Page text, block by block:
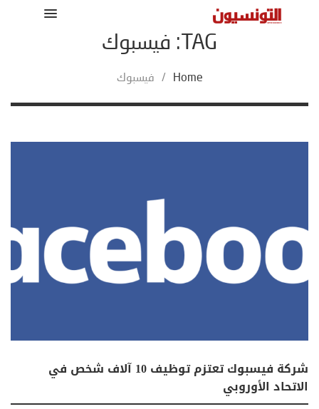
TAG: فيسبوك
Home
/ فيسبوك
شركة فيسبوك تعتزم توظيف 10 آلاف شخص في
الاتحاد الأوروبي